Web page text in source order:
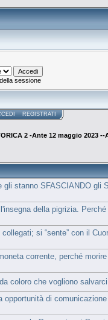
sessione
REGISTRATI
2 -Ante 12 maggio 2023 --
gli stanno SFASCIANDO gli
della pigrizia. Perché
si “sente” con il
corrente, perché
coloro che vogliono
opportunità di comunicazione